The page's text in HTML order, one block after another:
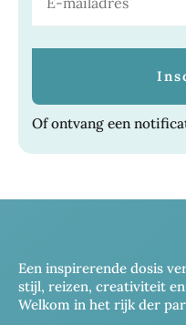
Of ontvang een
Een inspirerende dosis
stijl, reizen, creativiteit
Welkom in het rijk der